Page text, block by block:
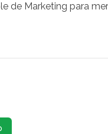
de Marketing para